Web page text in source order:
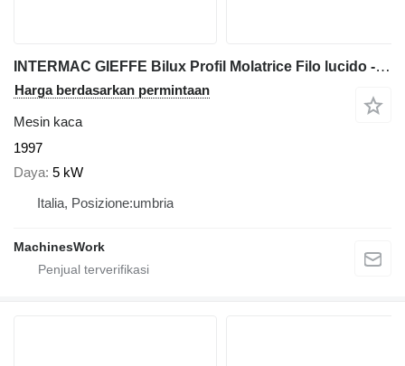
INTERMAC GIEFFE Bilux Profil Molatrice Filo lucido - pe
Harga berdasarkan permintaan
Mesin kaca
1997
Daya 5 kW
Italia, Posizione:umbria
MachinesWork